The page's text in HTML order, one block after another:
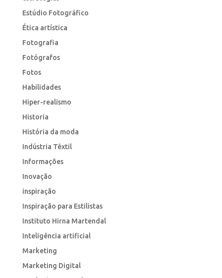
Estúdio Fotográfico
Ética artística
Fotografia
Fotógrafos
Fotos
Habilidades
Hiper-realismo
Historia
História da moda
Indústria Têxtil
Informações
Inovação
inspiração
Inspiração para Estilistas
Instituto Hirna Martendal
Inteligência artificial
Marketing
Marketing Digital